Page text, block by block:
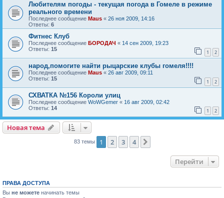
Любителям погоды - текущая погода в Гомеле в режиме
реального времени
Последнее сообщение Maus « 26 ноя 2009, 14:16
Ответы: 6
Фитнес Клуб
Последнее сообщение БОРОДАЧ « 14 сен 2009, 19:23
Ответы: 15 1 2
народ,помогите найти рыцарские клубы гомеля!!!!
Последнее сообщение Maus « 26 авг 2009, 09:11
Ответы: 15 1 2
СХВАТКА №156 Короли улиц
Последнее сообщение WoWGemer « 16 авг 2009, 02:42
Ответы: 14 1 2
Новая тема
Новаятема
83 темы 1 2 3 4
Перейти
ПРАВА ДОСТУПА
Вы не можете начинать темы